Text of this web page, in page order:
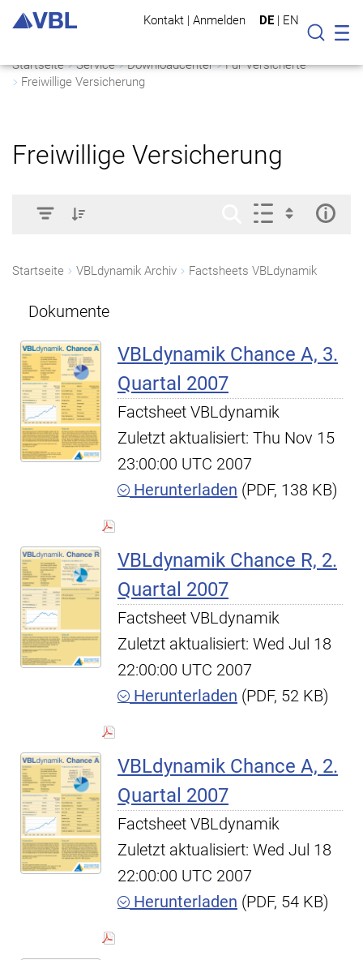
Kontakt | Anmelden DE | EN
Suche
Startseite Service Downloadcenter
Für Versicherte
Freiwillige Versicherung
Freiwillige Versicherung
Startseite VBLdynamik Archiv Factsheets VBLdynamik
Dokumente
VBLdynamik Chance A, 3.
Quartal 2007
Factsheet VBLdynamik
Zuletzt aktualisiert: Thu Nov 15
23:00:00 UTC 2007
Herunterladen (PDF, 138 KB)
VBLdynamik Chance R, 2.
Quartal 2007
Factsheet VBLdynamik
Zuletzt aktualisiert: Wed Jul 18
22:00:00 UTC 2007
Herunterladen (PDF, 52 KB)
VBLdynamik Chance A, 2.
Quartal 2007
Factsheet VBLdynamik
Zuletzt aktualisiert: Wed Jul 18
22:00:00 UTC 2007
Herunterladen (PDF, 54 KB)